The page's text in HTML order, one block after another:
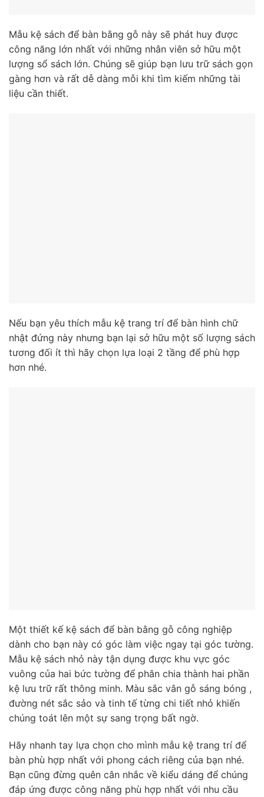
Mẫu kệ sách để bàn bằng gỗ này sẽ phát huy được
công năng lớn nhất với những nhân viên sở hữu một
lượng sổ sách lớn. Chúng sẽ giúp bạn lưu trữ sách gọn
gàng hơn và rất dễ dàng mỗi khi tìm kiếm những tài
liệu cần thiết.
Nếu bạn yêu thích mẫu kệ trang trí để bàn hình chữ
nhật đứng này nhưng bạn lại sở hữu một số lượng sách
tương đối ít thì hãy chọn lựa loại 2 tầng để phù hợp
hơn nhé.
Một thiết kế kệ sách để bàn bằng gỗ công nghiệp
dành cho bạn này có góc làm việc ngay tại góc tường.
Mẫu kệ sách nhỏ này tận dụng được khu vực góc
vuông của hai bức tường để phân chia thành hai phần
kệ lưu trữ rất thông minh. Màu sắc vân gỗ sáng bóng ,
đường nét sắc sảo và tinh tế từng chi tiết nhỏ khiến
chúng toát lên một sự sang trọng bất ngờ.
Hãy nhanh tay lựa chọn cho mình mẫu kệ trang trí để
bàn phù hợp nhất với phong cách riêng của bạn nhé.
Bạn cũng đừng quên cân nhắc về kiểu dáng để chúng
đáp ứng được công năng phù hợp nhất với nhu cầu